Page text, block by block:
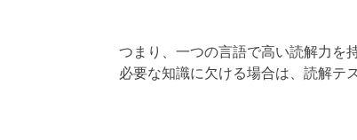
つまり、一つの言語で高い読解力を
必要な知識に欠ける場合は、読解テ